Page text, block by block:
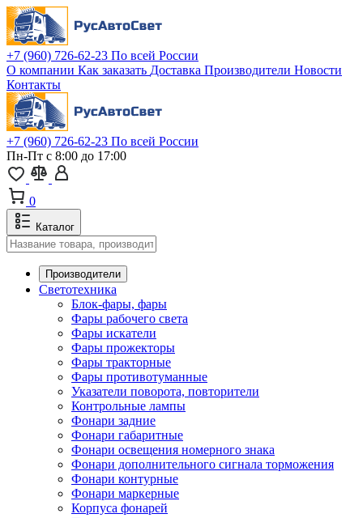
+7 (960) 726-62-23 По всей России
О компании Как заказать Доставка Производители Новости
Контакты
+7 (960) 726-62-23 По всей России
Пн-Пт с 8:00 до 17:00
0
Каталог
Производители
Светотехника
Блок-фары, фары
Фары рабочего света
Фары искатели
Фары прожекторы
Фары тракторные
Фары противотуманные
Указатели поворота, повторители
Контрольные лампы
Фонари задние
Фонари габаритные
Фонари освещения номерного знака
Фонари дополнительного сигнала торможения
Фонари контурные
Фонари маркерные
Корпуса фонарей